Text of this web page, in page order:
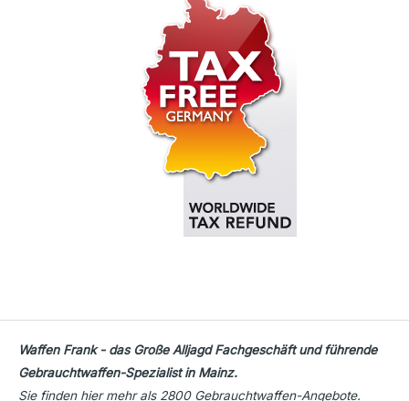
Waffen Frank - das Große Alljagd Fachgeschäft und führende
Gebrauchtwaffen-Spezialist in Mainz.
Sie finden hier mehr als 2800 Gebrauchtwaffen-Angebote.